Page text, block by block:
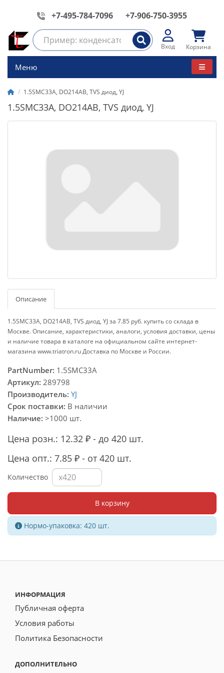
+7-495-784-7096 +7-906-750-3955
Вход Корзина
Меню
1.5SMC33A, DO214AB, TVS диод, YJ
1.5SMC33A, DO214AB, TVS диод, YJ
Описание
1.5SMC33A, DO214AB, TVS диод, YJ за 7.85 руб. купить со склада в
Москве. Описание, характеристики, аналоги, условия доставки, цены
и наличие товара в каталоге на официальном сайте интернет-
магазина www.triatron.ru Доставка по Москве и России.
PartNumber: 1.5SMC33A
Артикул: 289798
Производитель: YJ
Срок поставки: В наличии
Наличие: >1000 шт.
Цена розн.: 12.32 ₽ - до 420 шт.
Цена опт.: 7.85 ₽ - от 420 шт.
Количество
В корзину
Нормо-упаковка: 420 шт.
ИНФОРМАЦИЯ
Публичная оферта
Условия работы
Политика Безопасности
ДОПОЛНИТЕЛЬНО